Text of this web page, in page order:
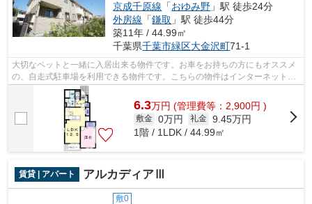
京成千原線 「おゆみ野 」駅 徒歩24分
外房線 「鎌取 」駅 徒歩44分
築11年 / 44.99㎡
千葉県千葉市緑区大金沢町71-1
大切なペットと一緒に入居出来る物件です。お車をお持ちの方にもオススメ
の、自走式駐車場を利用できる物件です。こちらの物件はインターネットを
ご利用いただけます。株式会社ネイテ...
6.3万円 (管理費等：2,900円 )
敷金 0万円 礼金 9.45万円
1階 / 1LDK / 44.99㎡
賃貸 | アパート アルカディアⅢ
敷0